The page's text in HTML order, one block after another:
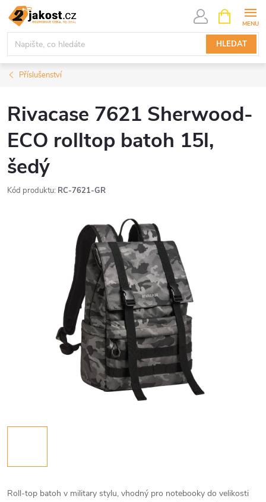
Přejít
obsah
HLEDAT
NÁKUPNÍ
KOŠÍK
Příslušenství
Rivacase 7621 Sherwood-
ECO rolltop batoh 15l,
šedý
Kód produktu: RC-7621-GR
Roll-top batoh v military stylu, vhodný pro notebooky do velikosti